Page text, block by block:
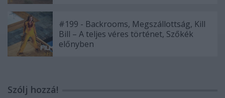
#199 - Backrooms, Megszállottság, Kill
Bill – A teljes véres történet, Szőkék
előnyben
Szólj hozzá!